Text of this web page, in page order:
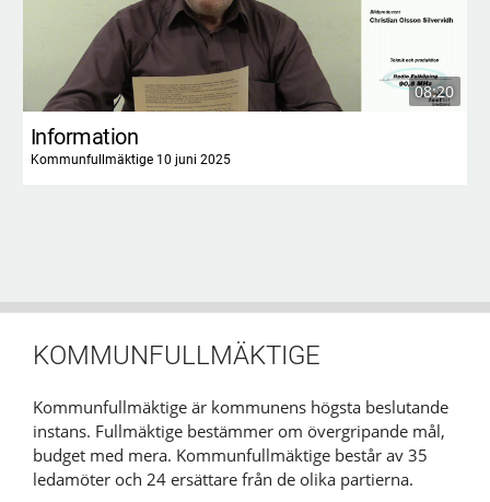
08:20
Information
Kommunfullmäktige 10 juni 2025
KOMMUNFULLMÄKTIGE
Kommunfullmäktige är kommunens högsta beslutande
instans. Fullmäktige bestämmer om övergripande mål,
budget med mera. Kommunfullmäktige består av 35
ledamöter och 24 ersättare från de olika partierna.